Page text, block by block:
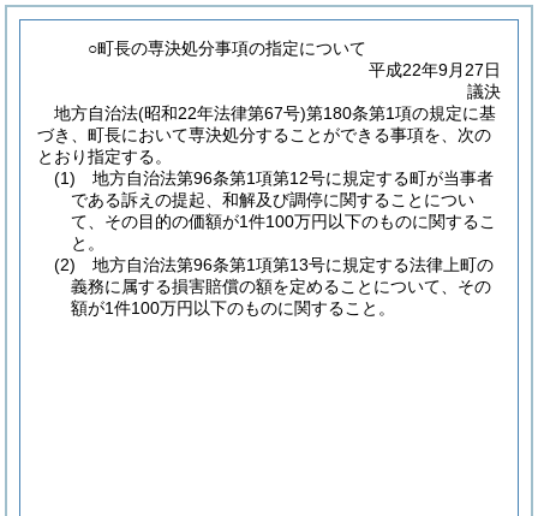
○町長の専決処分事項の指定について
平成22年9月27日
議決
地方自治法(昭和22年法律第67号)第180条第1項の規定に基
づき、町長において専決処分することができる事項を、次の
とおり指定する。
(1) 地方自治法第96条第1項第12号に規定する町が当事者
である訴えの提起、和解及び調停に関することについ
て、その目的の価額が1件100万円以下のものに関するこ
と。
(2) 地方自治法第96条第1項第13号に規定する法律上町の
義務に属する損害賠償の額を定めることについて、その
額が1件100万円以下のものに関すること。